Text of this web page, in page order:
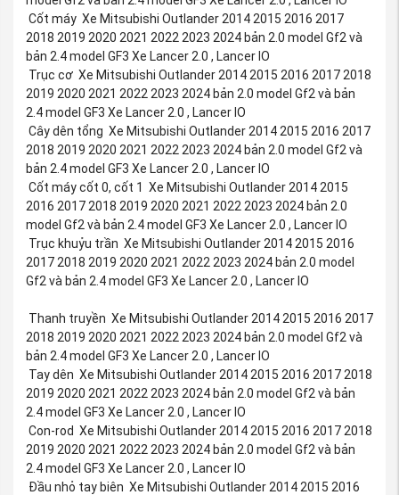
Cốt máy Xe Mitsubishi Outlander 2014 2015 2016 2017
2018 2019 2020 2021 2022 2023 2024 bản 2.0 model Gf2 và
bản 2.4 model GF3 Xe Lancer 2.0 , Lancer IO
Trục cơ Xe Mitsubishi Outlander 2014 2015 2016 2017 2018
2019 2020 2021 2022 2023 2024 bản 2.0 model Gf2 và bản
2.4 model GF3 Xe Lancer 2.0 , Lancer IO
Cây dên tổng Xe Mitsubishi Outlander 2014 2015 2016 2017
2018 2019 2020 2021 2022 2023 2024 bản 2.0 model Gf2 và
bản 2.4 model GF3 Xe Lancer 2.0 , Lancer IO
Cốt máy cốt 0, cốt 1 Xe Mitsubishi Outlander 2014 2015
2016 2017 2018 2019 2020 2021 2022 2023 2024 bản 2.0
model Gf2 và bản 2.4 model GF3 Xe Lancer 2.0 , Lancer IO
Trục khuỷu trần Xe Mitsubishi Outlander 2014 2015 2016
2017 2018 2019 2020 2021 2022 2023 2024 bản 2.0 model
Gf2 và bản 2.4 model GF3 Xe Lancer 2.0 , Lancer IO
Thanh truyền Xe Mitsubishi Outlander 2014 2015 2016 2017
2018 2019 2020 2021 2022 2023 2024 bản 2.0 model Gf2 và
bản 2.4 model GF3 Xe Lancer 2.0 , Lancer IO
Tay dên Xe Mitsubishi Outlander 2014 2015 2016 2017 2018
2019 2020 2021 2022 2023 2024 bản 2.0 model Gf2 và bản
2.4 model GF3 Xe Lancer 2.0 , Lancer IO
Con-rod Xe Mitsubishi Outlander 2014 2015 2016 2017 2018
2019 2020 2021 2022 2023 2024 bản 2.0 model Gf2 và bản
2.4 model GF3 Xe Lancer 2.0 , Lancer IO
Đầu nhỏ tay biên Xe Mitsubishi Outlander 2014 2015 2016